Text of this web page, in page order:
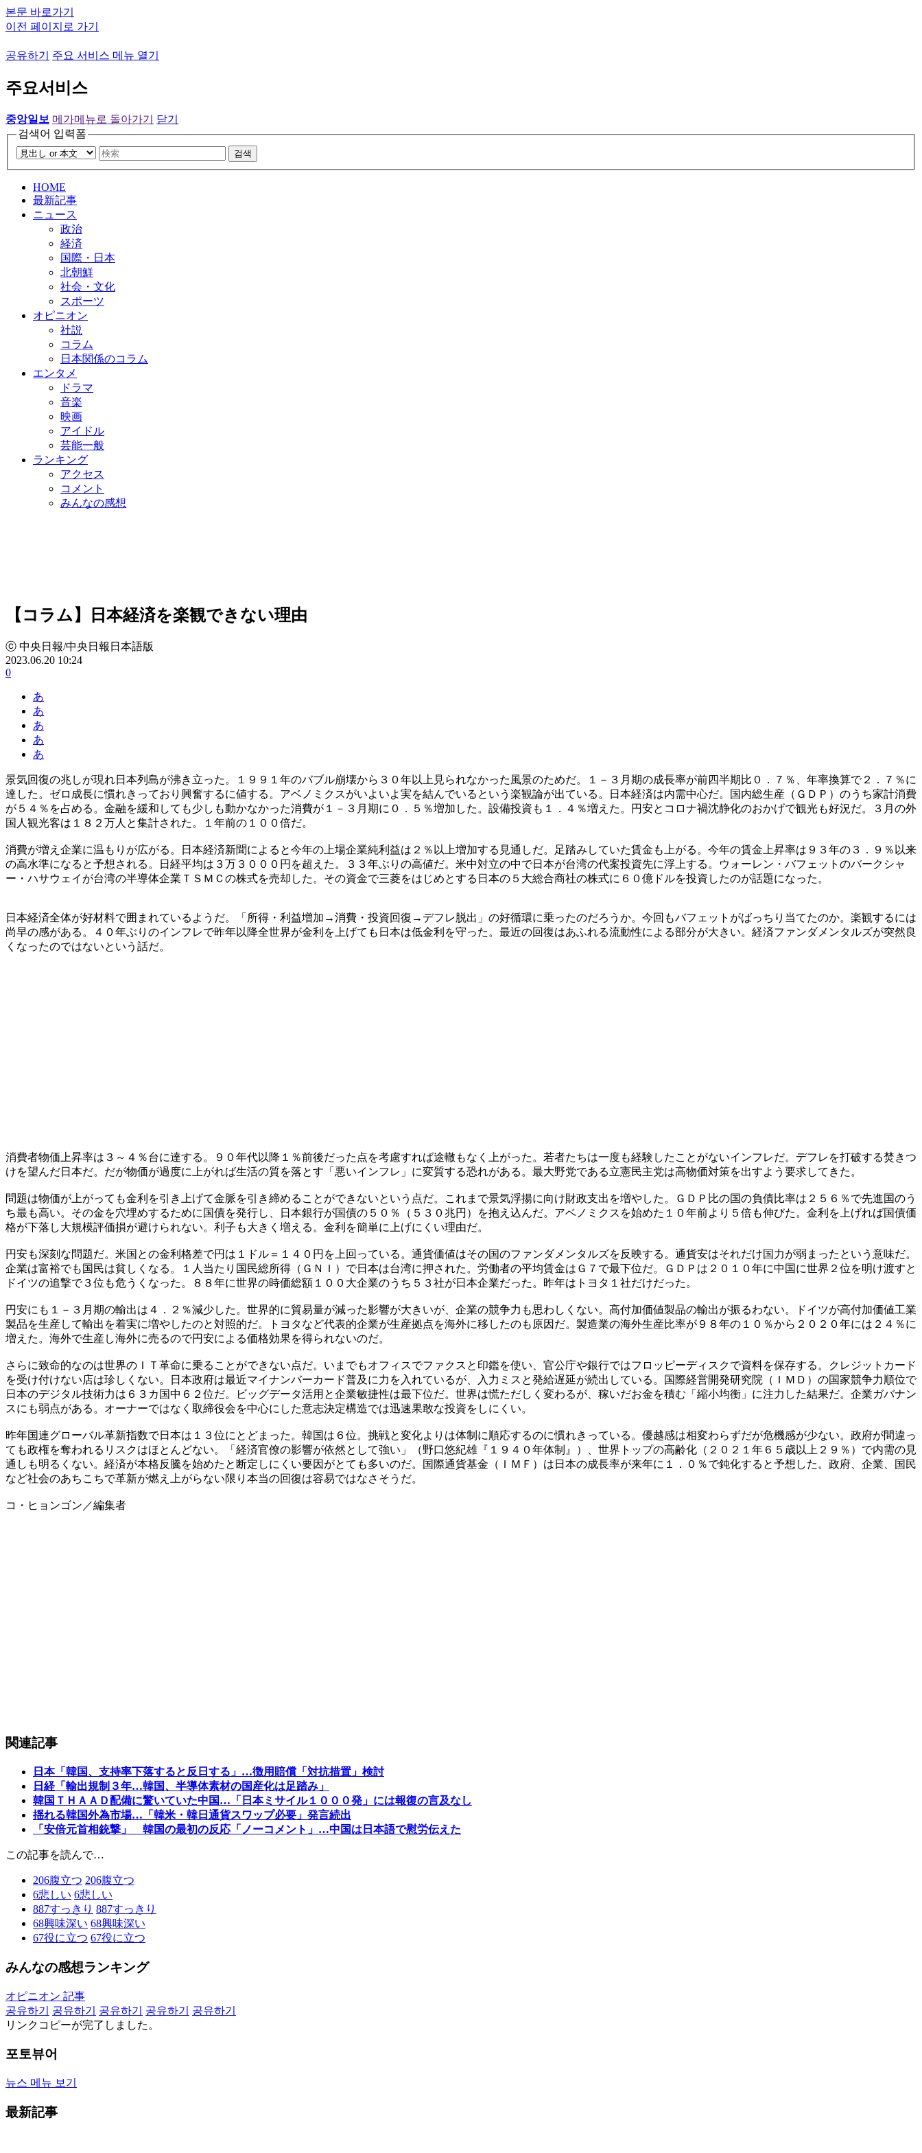
본문 바로가기
이전 페이지로 가기
공유하기 주요 서비스 메뉴 열기
주요서비스
중앙일보 메가메뉴로 돌아가기
닫기
검색어 입력폼
검색
HOME
最新記事
ニュース
政治
経済
国際・日本
北朝鮮
社会・文化
スポーツ
オピニオン
社説
コラム
日本関係のコラム
エンタメ
ドラマ
音楽
映画
アイドル
芸能一般
ランキング
アクセス
コメント
みんなの感想
【コラム】日本経済を楽観できない理由
ⓒ 中央日報/中央日報日本語版
2023.06.20 10:24
0
あ
あ
あ
あ
あ
景気回復の兆しが現れ日本列島が沸き立った。１９９１年のバブル崩壊から３０年以上見られなかった風景のためだ。１－３月期の成長率が前四半期比０．７％、年率換算で２．７％に
達した。ゼロ成長に慣れきっており興奮するに値する。アベノミクスがいよいよ実を結んでいるという楽観論が出ている。日本経済は内需中心だ。国内総生産（ＧＤＰ）のうち家計消費
が５４％を占める。金融を緩和しても少しも動かなかった消費が１－３月期に０．５％増加した。設備投資も１．４％増えた。円安とコロナ禍沈静化のおかげで観光も好況だ。３月の外
国人観光客は１８２万人と集計された。１年前の１００倍だ。
消費が増え企業に温もりが広がる。日本経済新聞によると今年の上場企業純利益は２％以上増加する見通しだ。足踏みしていた賃金も上がる。今年の賃金上昇率は９３年の３．９％以来
の高水準になると予想される。日経平均は３万３０００円を超えた。３３年ぶりの高値だ。米中対立の中で日本が台湾の代案投資先に浮上する。ウォーレン・バフェットのバークシャ
ー・ハサウェイが台湾の半導体企業ＴＳＭＣの株式を売却した。その資金で三菱をはじめとする日本の５大総合商社の株式に６０億ドルを投資したのが話題になった。
日本経済全体が好材料で囲まれているようだ。「所得・利益増加→消費・投資回復→デフレ脱出」の好循環に乗ったのだろうか。今回もバフェットがばっちり当てたのか。楽観するには
尚早の感がある。４０年ぶりのインフレで昨年以降全世界が金利を上げても日本は低金利を守った。最近の回復はあふれる流動性による部分が大きい。経済ファンダメンタルズが突然良
くなったのではないという話だ。
消費者物価上昇率は３～４％台に達する。９０年代以降１％前後だった点を考慮すれば途轍もなく上がった。若者たちは一度も経験したことがないインフレだ。デフレを打破する焚きつ
けを望んだ日本だ。だが物価が過度に上がれば生活の質を落とす「悪いインフレ」に変質する恐れがある。最大野党である立憲民主党は高物価対策を出すよう要求してきた。
問題は物価が上がっても金利を引き上げて金脈を引き締めることができないという点だ。これまで景気浮揚に向け財政支出を増やした。ＧＤＰ比の国の負債比率は２５６％で先進国のう
ち最も高い。その金を穴埋めするために国債を発行し、日本銀行が国債の５０％（５３０兆円）を抱え込んだ。アベノミクスを始めた１０年前より５倍も伸びた。金利を上げれば国債価
格が下落し大規模評価損が避けられない。利子も大きく増える。金利を簡単に上げにくい理由だ。
円安も深刻な問題だ。米国との金利格差で円は１ドル＝１４０円を上回っている。通貨価値はその国のファンダメンタルズを反映する。通貨安はそれだけ国力が弱まったという意味だ。
企業は富裕でも国民は貧しくなる。１人当たり国民総所得（ＧＮＩ）で日本は台湾に押された。労働者の平均賃金はＧ７で最下位だ。ＧＤＰは２０１０年に中国に世界２位を明け渡すと
ドイツの追撃で３位も危うくなった。８８年に世界の時価総額１００大企業のうち５３社が日本企業だった。昨年はトヨタ１社だけだった。
円安にも１－３月期の輸出は４．２％減少した。世界的に貿易量が減った影響が大きいが、企業の競争力も思わしくない。高付加価値製品の輸出が振るわない。ドイツが高付加価値工業
製品を生産して輸出を着実に増やしたのと対照的だ。トヨタなど代表的企業が生産拠点を海外に移したのも原因だ。製造業の海外生産比率が９８年の１０％から２０２０年には２４％に
増えた。海外で生産し海外に売るので円安による価格効果を得られないのだ。
さらに致命的なのは世界のＩＴ革命に乗ることができない点だ。いまでもオフィスでファクスと印鑑を使い、官公庁や銀行ではフロッピーディスクで資料を保存する。クレジットカード
を受け付けない店は珍しくない。日本政府は最近マイナンバーカード普及に力を入れているが、入力ミスと発給遅延が続出している。国際経営開発研究院（ＩＭＤ）の国家競争力順位で
日本のデジタル技術力は６３カ国中６２位だ。ビッグデータ活用と企業敏捷性は最下位だ。世界は慌ただしく変わるが、稼いだお金を積む「縮小均衡」に注力した結果だ。企業ガバナン
スにも弱点がある。オーナーではなく取締役会を中心にした意志決定構造では迅速果敢な投資をしにくい。
昨年国連グローバル革新指数で日本は１３位にとどまった。韓国は６位。挑戦と変化よりは体制に順応するのに慣れきっている。優越感は相変わらずだが危機感が少ない。政府が間違っ
ても政権を奪われるリスクはほとんどない。「経済官僚の影響が依然として強い」（野口悠紀雄『１９４０年体制』）、世界トップの高齢化（２０２１年６５歳以上２９％）で内需の見
通しも明るくない。経済が本格反騰を始めたと断定しにくい要因がとても多いのだ。国際通貨基金（ＩＭＦ）は日本の成長率が来年に１．０％で鈍化すると予想した。政府、企業、国民
など社会のあちこちで革新が燃え上がらない限り本当の回復は容易ではなさそうだ。
コ・ヒョンゴン／編集者
関連記事
日本「韓国、支持率下落すると反日する」…徴用賠償「対抗措置」検討
日経「輸出規制３年…韓国、半導体素材の国産化は足踏み」
韓国ＴＨＡＡＤ配備に驚いていた中国…「日本ミサイル１０００発」には報復の言及なし
揺れる韓国外為市場…「韓米・韓日通貨スワップ必要」発言続出
「安倍元首相銃撃」 韓国の最初の反応「ノーコメント」…中国は日本語で慰労伝えた
この記事を読んで…
206腹立つ 206腹立つ
6悲しい 6悲しい
887すっきり 887すっきり
68興味深い 68興味深い
67役に立つ 67役に立つ
みんなの感想ランキング
オピニオン 記事
공유하기
공유하기 공유하기 공유하기
공유하기
リンクコピーが完了しました。
포토뷰어
뉴스 메뉴 보기
最新記事